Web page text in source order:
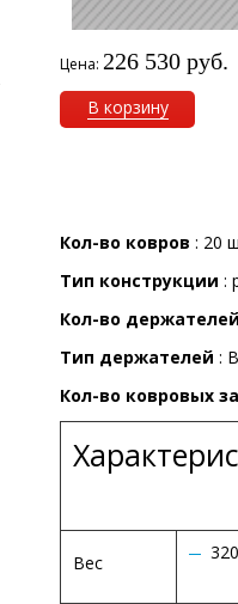
Цена:226 530 руб.
В корзину
Кол-во ковров : 20
Тип конструкции :
Кол-во держателей
Тип держателей :
Кол-во ковровых
Вес